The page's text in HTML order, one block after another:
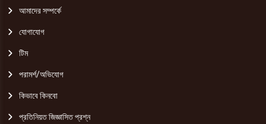
আমাদের সম্পর্কে
যোগাযোগ
টিম
পরামর্শ/অভিযোগ
কিভাবে কিনবো
প্রতিনিয়ত জিজ্ঞাসিত প্রশ্ন